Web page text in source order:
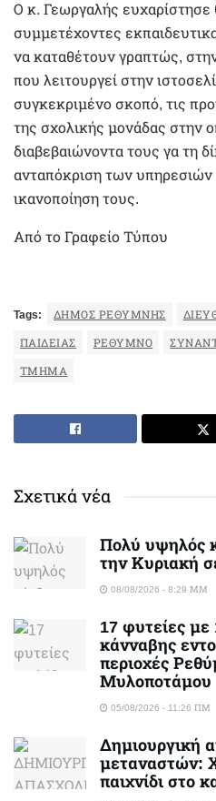
Ο κ. Γεωργαλής ευχαρίστησε
συμμετέχοντες
να καταθέτουν γραπτώς,
που λειτουργεί στην
συγκεκριμένο σκοπό, τις
της σχολικής μονάδας στην
διαβεβαιώνοντα τους γα τη
ανταπόκριση των
ικανοποίηση τους.
Από το Γραφείο Τύπου
Tags: ΔΉΜΟΣ ΡΕΘΎΜΝΗΣ
ΠΑΙΔΕΊΑΣ ΡΕΘΥΜΝΟ
ΤΜΉΜΑ
Σχετικά νέα
Πολύ υψηλός
την Κυριακή
08/08/2026 - 8:29 ΜΜ
17 φυτείες με
κάνναβης
περιοχές
Μυλοποτάμου
05/08/2026 - 11:26 ΠΜ
Δημιουργική
μεταναστών:
παιχνίδι στο